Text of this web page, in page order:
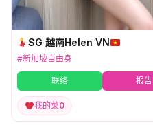
SG 越南Helen VN
#新加坡自由身
联络 报告
我的菜0